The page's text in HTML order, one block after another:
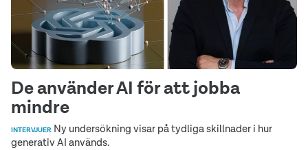
De använder AI för att jobba
mindre
INTERVJUER Ny undersökning visar på tydliga skillnader i hur
generativ AI används.